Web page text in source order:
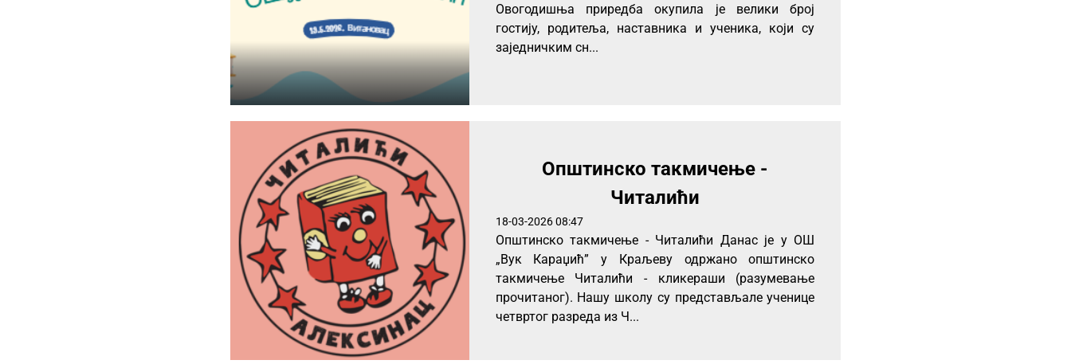
Овогодишња приредба окупила је велики број
гостију, родитеља, наставника и ученика, који су
заједничким сн...
Општинско такмичење -
Читалићи
18-03-2026 08:47
Општинско такмичење - Читалићи Данас је у ОШ
„Вук Караџић” у Краљеву одржано општинско
такмичење Читалићи - кликераши (разумевање
прочитаног). Нашу школу су представљале ученице
четвртог разреда из Ч...